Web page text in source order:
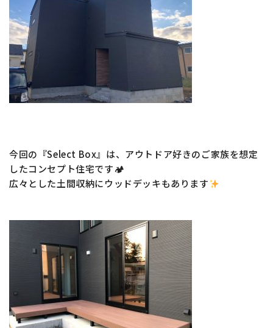
今回の『Select Box』は、アウトドア好きのご家族を想定
したコンセプト住宅です🏕
広々とした土間収納にウッドデッキもあります